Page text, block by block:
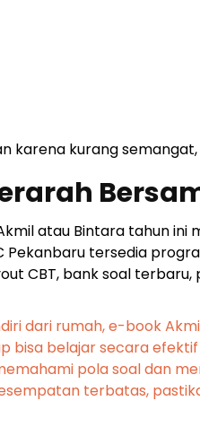
karena kurang
atau Bintara tahun ini
Pekanbaru tersedia
CBT, bank soal
dari rumah, e-book
bisa belajar secara
pola soal dan
terbatas,